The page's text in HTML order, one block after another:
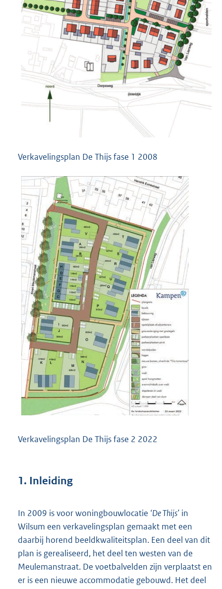
Verkavelingsplan De Thijs fase 1 2008
Verkavelingsplan De Thijs fase 2 2022
1. Inleiding
In 2009 is voor woningbouwlocatie ‘De Thijs’ in
Wilsum een verkavelingsplan gemaakt met een
daarbij horend beeldkwaliteitsplan. Een deel van dit
plan is gerealiseerd, het deel ten westen van de
Meulemanstraat. De voetbalvelden zijn verplaatst en
er is een nieuwe accommodatie gebouwd. Het deel